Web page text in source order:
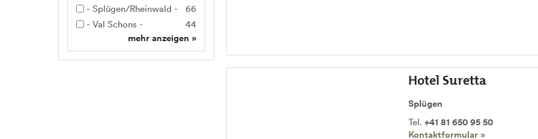
Hotel Suretta
Splügen
Tel. +41 81 650 95 50
Kontaktformular »
66
- Splügen/Rheinwald -
44
- Val Schons -
mehr anzeigen »